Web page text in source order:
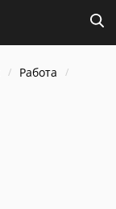
Работа